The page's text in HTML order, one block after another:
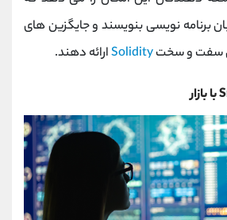
برنامه نویسی بنویسند و جایگزین های
سفت و سختSolidityارائه دهند.